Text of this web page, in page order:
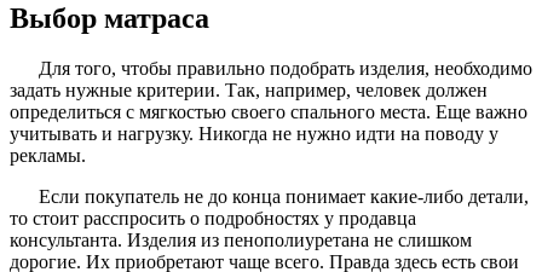
Выбор матраса
Для того, чтобы правильно подобрать изделия, необходимо
задать нужные критерии. Так, например, человек должен
определиться с мягкостью своего спального места. Еще важно
учитывать и нагрузку. Никогда не нужно идти на поводу у
рекламы.
Если покупатель не до конца понимает какие-либо детали,
то стоит расспросить о подробностях у продавца
консультанта. Изделия из пенополиуретана не слишком
дорогие. Их приобретают чаще всего. Правда здесь есть свои